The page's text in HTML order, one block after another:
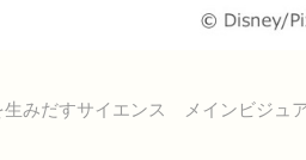
生みだすサイエンス メインビジュ